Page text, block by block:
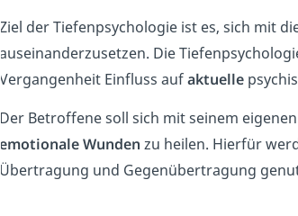
Ziel der Tiefenpsychologie ist es, sich mit
auseinanderzusetzen. Die
Vergangenheit Einfluss aufaktuelle
Der Betroffene soll sich mit seinem
emotionaleWunden zu heilen. Hierfür
Übertragung und Gegenübertragung